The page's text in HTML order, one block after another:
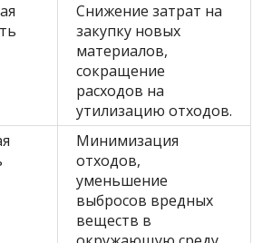
Снижение затрат на
закупку новых
материалов,
сокращение
расходов на
утилизацию отходов.
Минимизация
отходов,
уменьшение
выбросов вредных
веществ в